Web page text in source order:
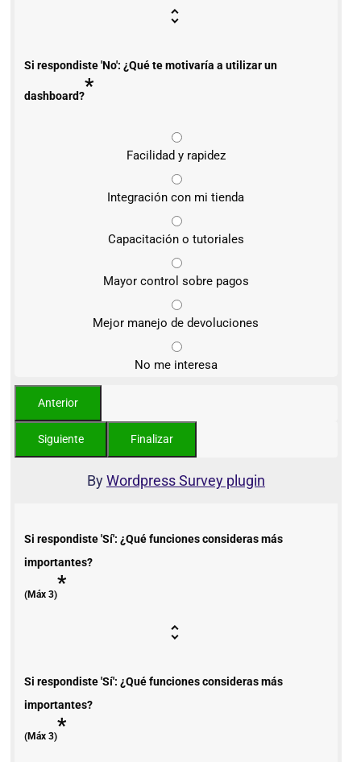
Si respondiste 'No': ¿Qué te motivaría a utilizar un
dashboard?*
Facilidad y rapidez
Integración con mi tienda
Capacitación o tutoriales
Mayor control sobre pagos
Mejor manejo de devoluciones
No me interesa
ByWordpress Survey plugin
Si respondiste 'Sí': ¿Qué funciones consideras más
importantes?
(Máx 3)*
Si respondiste 'Sí': ¿Qué funciones consideras más
importantes?
(Máx 3)*